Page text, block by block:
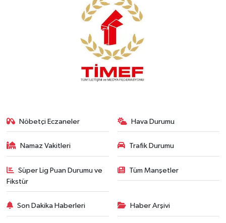
Nöbetçi Eczaneler Hava Durumu
Namaz Vakitleri Trafik Durumu
Süper Lig Puan Durumu ve
Fikstür
Tüm Manşetler
Son Dakika Haberleri Haber Arşivi